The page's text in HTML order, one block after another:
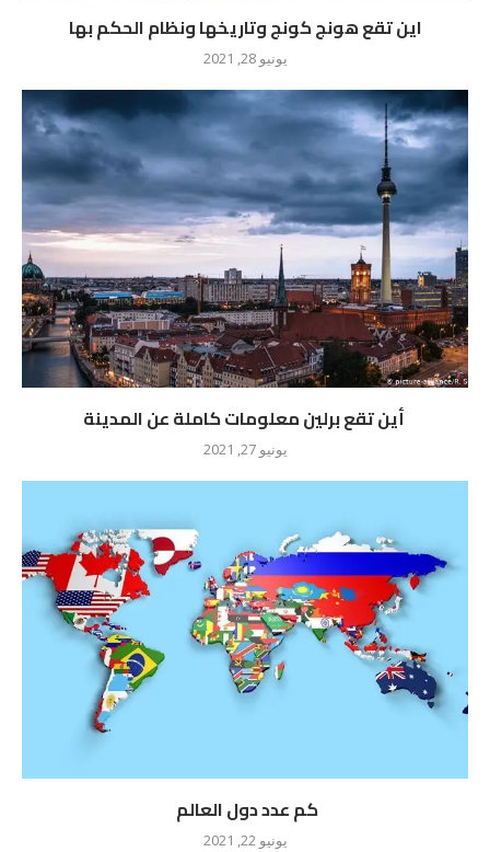
اين تقع هونج كونج وتاريخها ونظام الحكم بها
يونيو 28, 2021
أين تقع برلين معلومات كاملة عن المدينة
يونيو 27, 2021
كم عدد دول العالم
يونيو 22, 2021